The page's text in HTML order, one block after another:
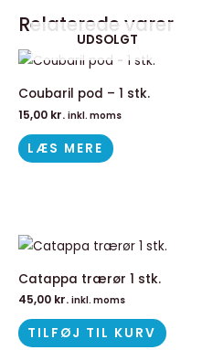
Relaterede varer
UDSOLGT
Coubaril pod – 1 stk.
15,00 kr. inkl. moms
LÆS MERE
Catappa trærør 1 stk.
45,00 kr. inkl. moms
TILFØJ TIL KURV